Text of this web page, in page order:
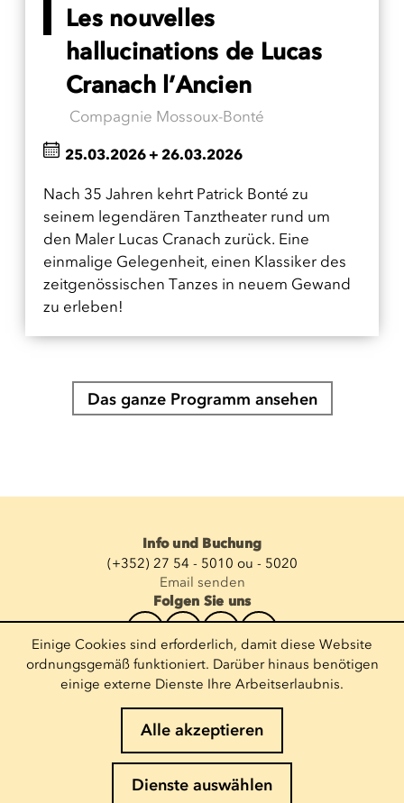
Les nouvelles
hallucinations de Lucas
Cranach l’Ancien
Compagnie Mossoux-Bonté
Nach 35 Jahren kehrt Patrick Bonté zu
seinem legendären Tanztheater rund um
den Maler Lucas Cranach zurück. Eine
einmalige Gelegenheit, einen Klassiker des
zeitgenössischen Tanzes in neuem Gewand
zu erleben!
25.03.2026+ 26.03.2026
Das ganze Programm ansehen
Info und Buchung
(+352) 27 54 - 5010 ou - 5020
Email senden
Folgen Sie uns
Newsletter abonnieren
E-Mail eingeben
Einige Cookies sind erforderlich, damit diese Website
ordnungsgemäß funktioniert. Darüber hinaus benötigen
einige externe Dienste Ihre Arbeitserlaubnis.
Alle akzeptieren
Dienste auswählen